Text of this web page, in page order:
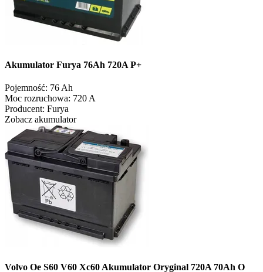
Akumulator Furya 76Ah 720A P+
Pojemność: 76 Ah
Moc rozruchowa: 720 A
Producent: Furya
Zobacz akumulator
Volvo Oe S60 V60 Xc60 Akumulator Oryginal 720A 70Ah O